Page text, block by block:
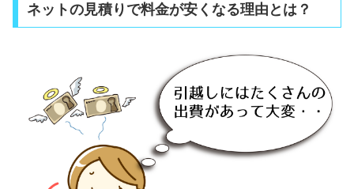
ネットの見積りで料金が安くなる理由とは？